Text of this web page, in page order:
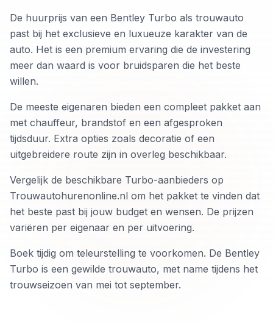
De huurprijs van een Bentley Turbo als trouwauto
past bij het exclusieve en luxueuze karakter van de
auto. Het is een premium ervaring die de investering
meer dan waard is voor bruidsparen die het beste
willen.
De meeste eigenaren bieden een compleet pakket aan
met chauffeur, brandstof en een afgesproken
tijdsduur. Extra opties zoals decoratie of een
uitgebreidere route zijn in overleg beschikbaar.
Vergelijk de beschikbare Turbo-aanbieders op
Trouwautohurenonline.nl om het pakket te vinden dat
het beste past bij jouw budget en wensen. De prijzen
variëren per eigenaar en per uitvoering.
Boek tijdig om teleurstelling te voorkomen. De Bentley
Turbo is een gewilde trouwauto, met name tijdens het
trouwseizoen van mei tot september.